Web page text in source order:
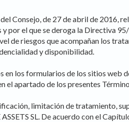
Consejo, de 27 de abril de 2016,
por el que se deroga la Directiva
de riesgos que acompañan los
y disponibilidad.
en los formularios de los sitios web
el apartado de los presentes
limitación de tratamiento,
SL. De acuerdo con el